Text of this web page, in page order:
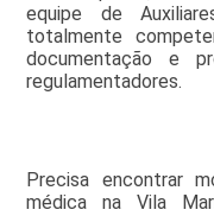
equipe de
totalmente
documentação e
regulamentadores.
Precisa encontrar
médica na Vila